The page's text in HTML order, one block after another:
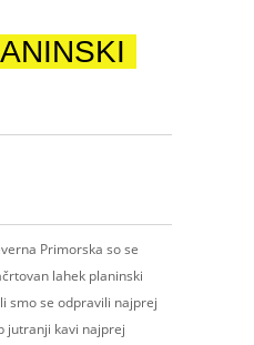
Primorska so se
lahek planinski
smo se odpravili najprej
jutranji kavi najprej